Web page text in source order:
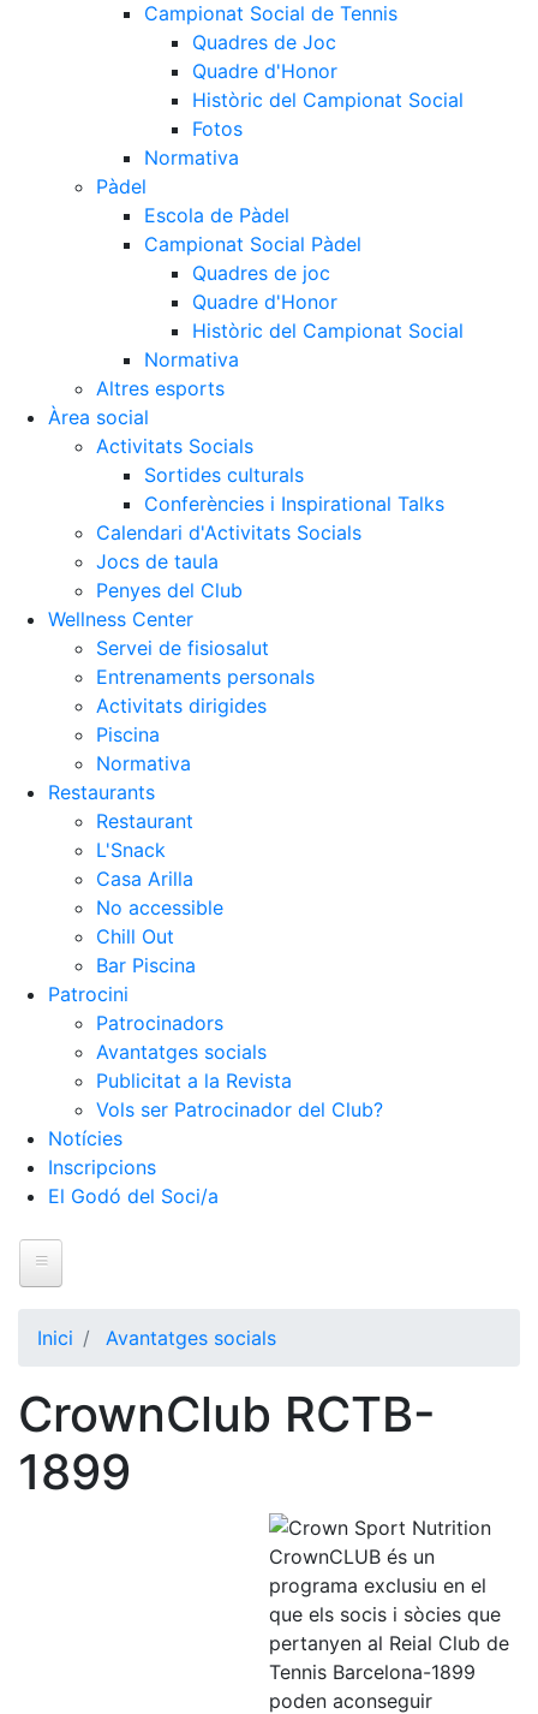
Campionat Social de Tennis
Quadres de Joc
Quadre d'Honor
Històric del Campionat Social
Fotos
Normativa
Pàdel
Escola de Pàdel
Campionat Social Pàdel
Quadres de joc
Quadre d'Honor
Històric del Campionat Social
Normativa
Altres esports
Àrea social
Activitats Socials
Sortides culturals
Conferències i Inspirational Talks
Calendari d'Activitats Socials
Jocs de taula
Penyes del Club
Wellness Center
Servei de fisiosalut
Entrenaments personals
Activitats dirigides
Piscina
Normativa
Restaurants
Restaurant
L'Snack
Casa Arilla
No accessible
Chill Out
Bar Piscina
Patrocini
Patrocinadors
Avantatges socials
Publicitat a la Revista
Vols ser Patrocinador del Club?
Notícies
Inscripcions
El Godó del Soci/a
Història
La nostra
història
Inici Avantatges socials
CrownClub RCTB-
1899
CrownCLUB és un
programa exclusiu en el
que els socis i sòcies que
pertanyen al Reial Club de
Tennis Barcelona-1899
poden aconseguir